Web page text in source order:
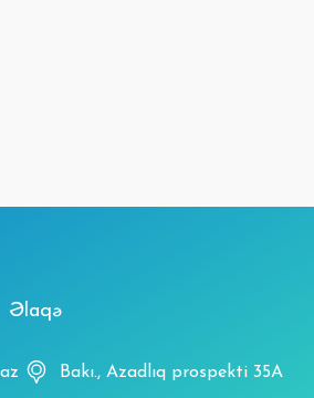
Əlaqə
Bakı., Azadlıq prospekti 35A